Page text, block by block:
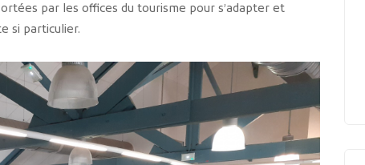
par les offices du tourisme pour s’adapter et
si particulier.